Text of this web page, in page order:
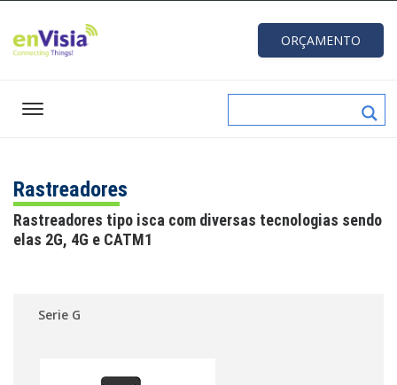
ORÇAMENTO
Rastreadores
Rastreadores tipo isca com diversas tecnologias sendo
elas 2G, 4G e CATM1
Serie G